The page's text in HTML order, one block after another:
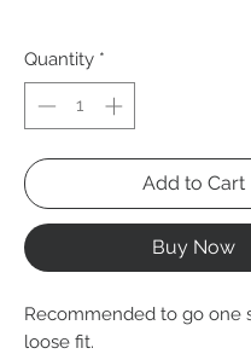
Quantity *
Add to Cart
Buy Now
Recommended to go one
loose fit.